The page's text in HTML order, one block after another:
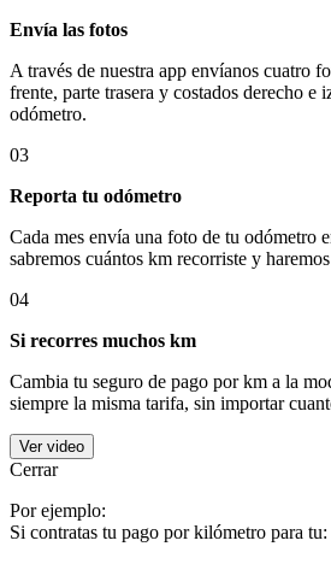
Envía las fotos
A través de nuestra app envíanos cuatro
frente, parte trasera y costados derecho e
odómetro.
03
Reporta tu odómetro
Cada mes envía una foto de tu odómetro
sabremos cuántos km recorriste y
04
Si recorres muchos km
Cambia tu seguro de pago por km a la
siempre la misma tarifa, sin importar
Ver video
Cerrar
Por ejemplo:
Si contratas tu pago por kilómetro para tu: